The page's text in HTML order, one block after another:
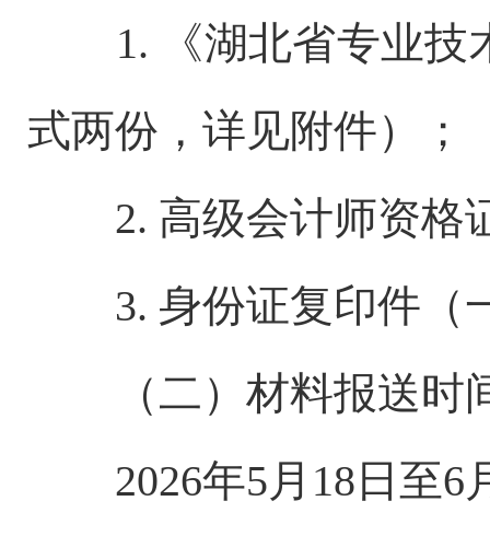
1. 《湖北省专业
式两份，详见附件）；
2. 高级会计师资格
3. 身份证复印件（
（二）材料报送时
2026年5月18日至